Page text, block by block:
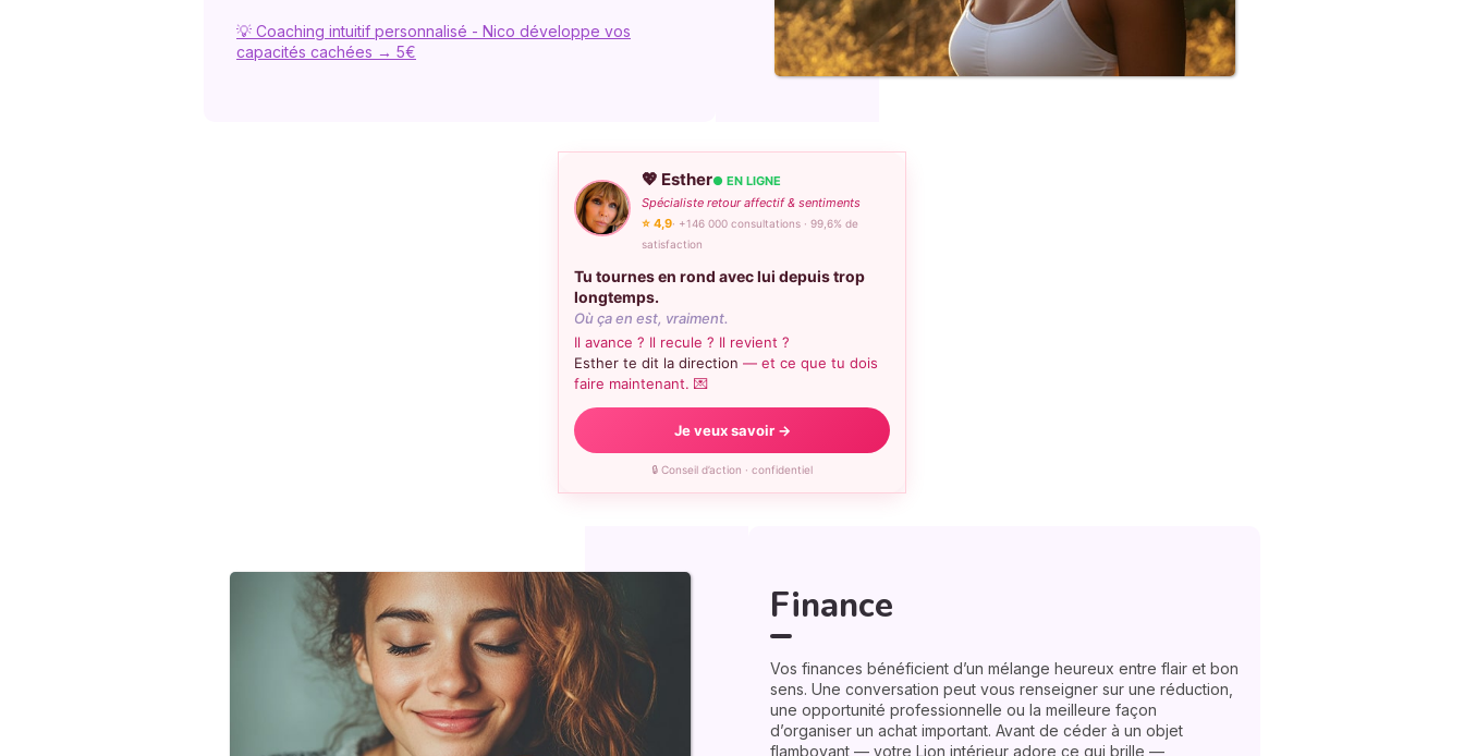
💡 Coaching intuitif personnalisé - Nico développe vos
capacités cachées → 5€
💖 Esther● EN LIGNE
Spécialiste retour affectif & sentiments
⭐ 4,9· +146 000 consultations · 99,6% de
satisfaction
Tu tournes en rond avec lui depuis trop
longtemps.
Où ça en est, vraiment.
Il avance ? Il recule ? Il revient ?
Esther te dit la direction — et ce que tu dois
faire maintenant. 💌
Je veux savoir →
🔒 Conseil d’action · confidentiel
Finance
Vos finances bénéficient d’un mélange heureux entre flair et bon
sens. Une conversation peut vous renseigner sur une réduction,
une opportunité professionnelle ou la meilleure façon
d’organiser un achat important. Avant de céder à un objet
flamboyant — votre Lion intérieur adore ce qui brille —